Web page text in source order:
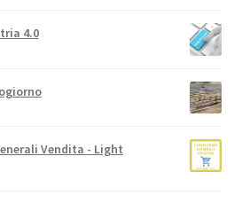
4.0
Vendita - Light